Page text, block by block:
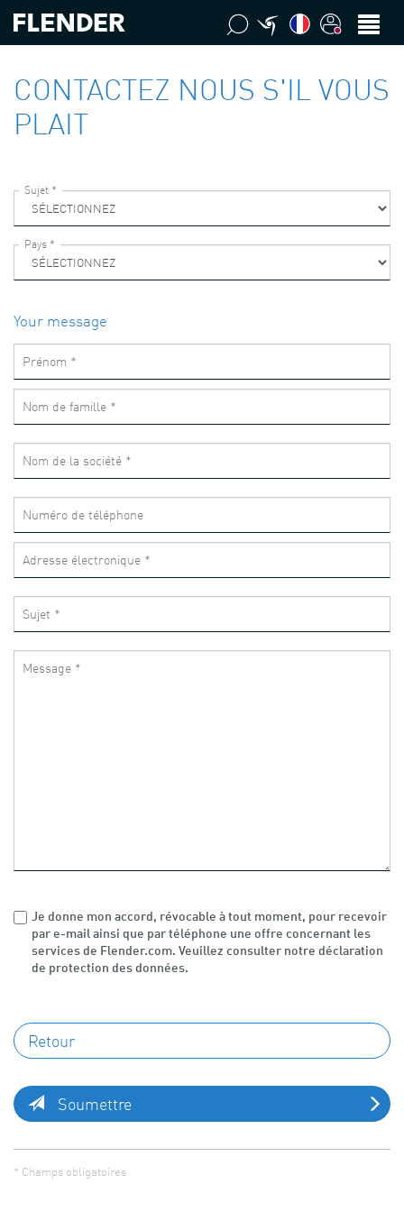
CONTACTEZ NOUS S'IL VOUS
PLAIT
Your message
Je donne mon accord, révocable à tout moment, pour recevoir
par e-mail ainsi que par téléphone une offre concernant les
services de Flender.com. Veuillez consulter notre déclaration
de protection des données.
Soumettre
* Champs obligatoires